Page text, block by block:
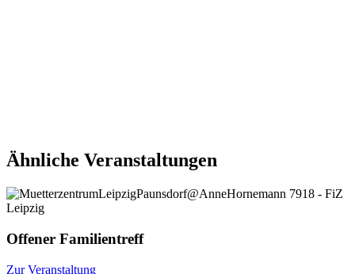
Ähnliche Veranstaltungen
Offener Familientreff
Zur Veranstaltung